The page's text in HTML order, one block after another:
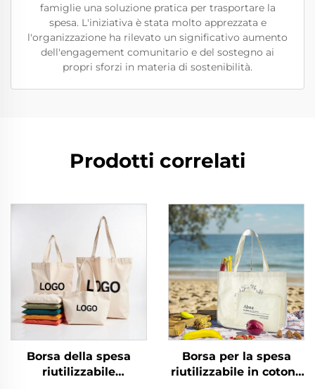
famiglie una soluzione pratica per trasportare la
spesa. L'iniziativa è stata molto apprezzata e
l'organizzazione ha rilevato un significativo aumento
dell'engagement comunitario e del sostegno ai
propri sforzi in materia di sostenibilità.
Prodotti correlati
Borsa della spesa
riutilizzabile
Borsa per la spesa
riutilizzabile in cotone